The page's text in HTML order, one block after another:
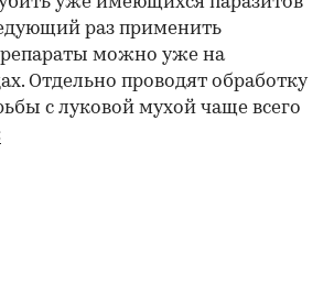
раз применить
можно уже на
Отдельно проводят обработку
с луковой мухой чаще всего